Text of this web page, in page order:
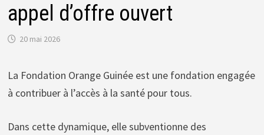
appel d’offre ouvert
20 mai 2026
La Fondation Orange Guinée est une fondation engagée
à contribuer à l’accès à la santé pour tous.
Dans cette dynamique, elle subventionne des